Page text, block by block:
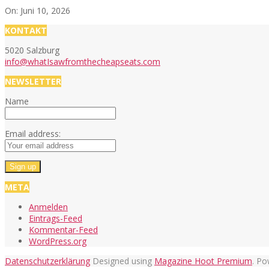
On: Juni 10, 2026
KONTAKT
5020 Salzburg
info@whatIsawfromthecheapseats.com
NEWSLETTER
Name
Email address:
META
Anmelden
Eintrags-Feed
Kommentar-Feed
WordPress.org
Datenschutzerklärung Designed using Magazine Hoot Premium.